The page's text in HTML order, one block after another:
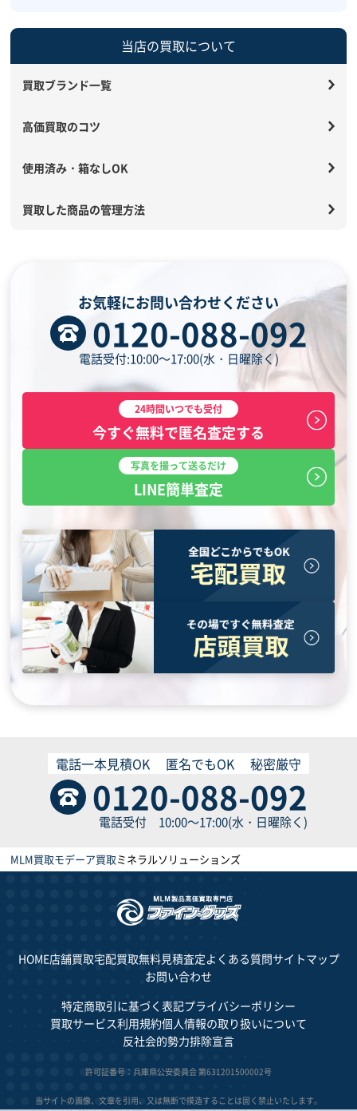
当店の買取について
買取ブランド一覧
高価買取のコツ
使用済み・箱なしOK
買取した商品の管理方法
お気軽にお問い合わせください
0120-088-092
電話受付:10:00～17:00(水・日曜除く)
24時間いつでも受付
今すぐ無料で匿名査定する
写真を撮って送るだけ
LINE簡単査定
0120-088-092
電話受付 10:00～17:00(水・日曜除く)
電話一本見積OK 匿名でもOK 秘密厳守
MLM買取モデーア買取ミネラルソリューションズ
HOME店舗買取宅配買取無料見積査定よくある質問サイトマップ
お問い合わせ
特定商取引に基づく表記プライバシーポリシー
買取サービス利用規約個人情報の取り扱いについて
反社会的勢力排除宣言
許可証番号：兵庫県公安委員会 第631201500002号
当サイトの画像、文章を引用、又は無断で摸造することは固く禁止いたします。